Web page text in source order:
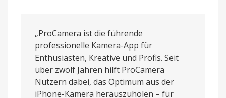
„ProCamera ist die führende
professionelle Kamera-App für
Enthusiasten, Kreative und Profis. Seit
über zwölf Jahren hilft ProCamera
Nutzern dabei, das Optimum aus der
iPhone-Kamera herauszuholen – für